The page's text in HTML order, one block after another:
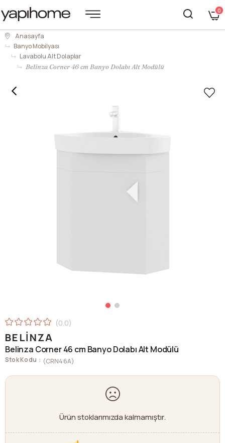
0
Anasayfa
Banyo Mobilyası
Lavabolu Alt Dolaplar
Belinza Corner 46 cm Banyo Dolabı Alt Modülü
0.0
BELINZA
Belinza Corner 46 cm Banyo Dolabı Alt Modülü
Stok Kodu (CRN46A)
Ürün stoklarımızda kalmamıştır.